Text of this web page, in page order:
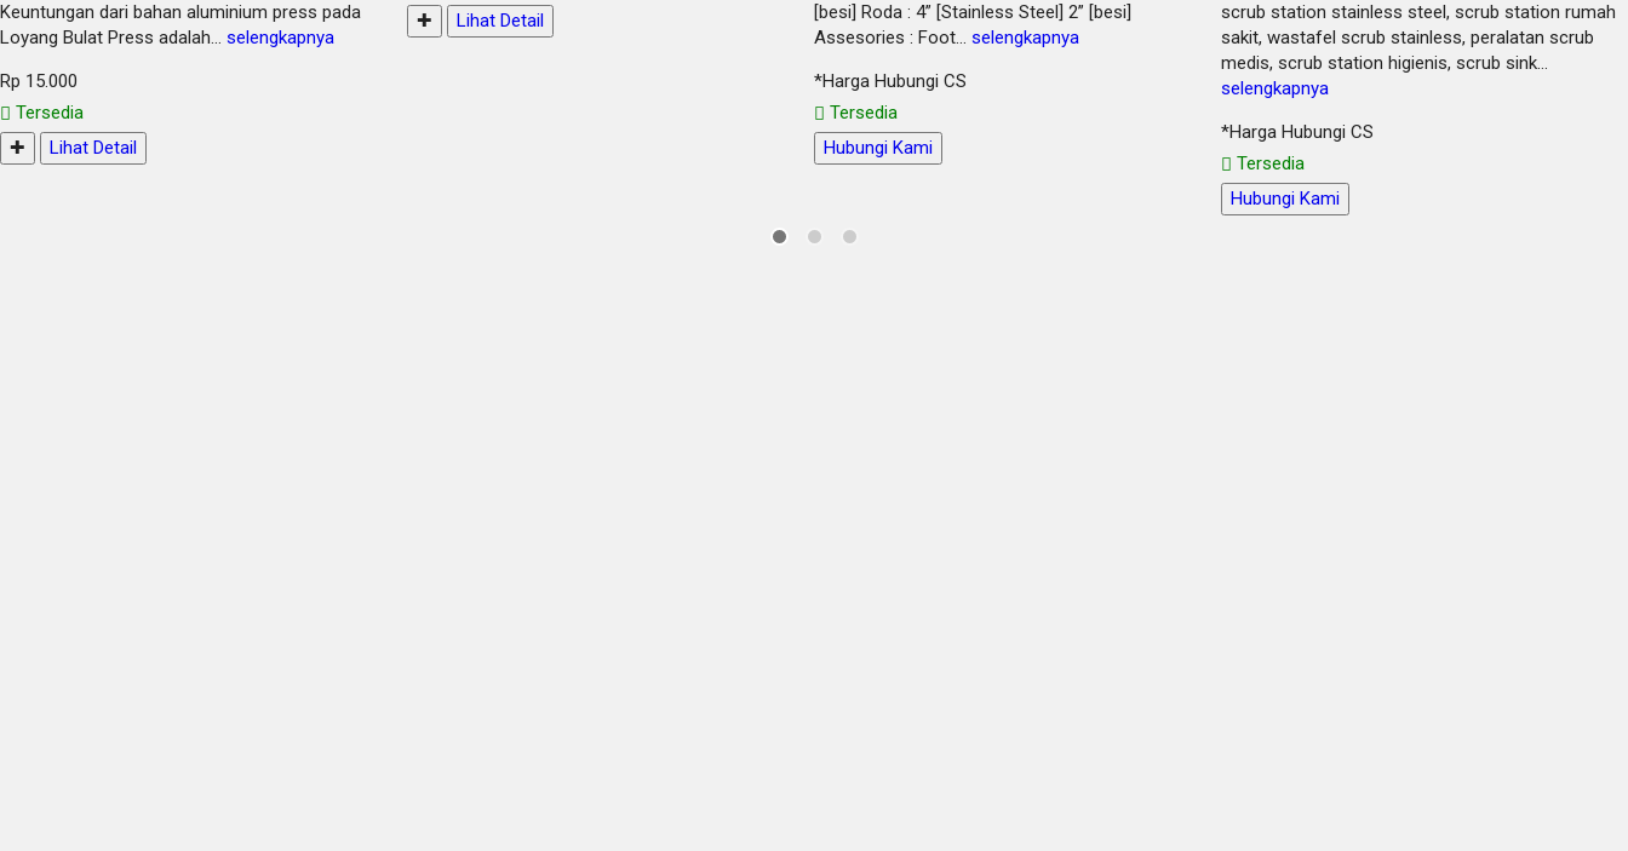
Keuntungan dari bahan aluminium press pada
Loyang Bulat Press adalah… selengkapnya
Rp 15.000
Tersedia
✚
Lihat Detail
✚
Lihat Detail
[besi] Roda : 4” [Stainless Steel] 2” [besi]
Assesories : Foot… selengkapnya
*Harga Hubungi CS
Tersedia
Hubungi Kami
scrub station stainless steel, scrub station rumah
sakit, wastafel scrub stainless, peralatan scrub
medis, scrub station higienis, scrub sink…
selengkapnya
*Harga Hubungi CS
Tersedia
Hubungi Kami